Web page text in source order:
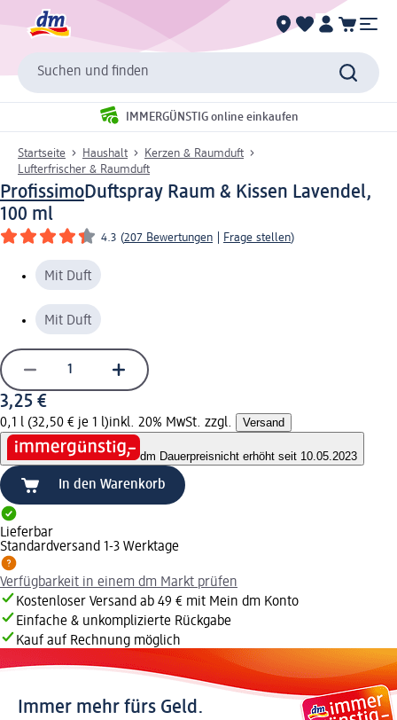
Suchen und finden
IMMERGÜNSTIG online einkaufen
Startseite Haushalt
Kerzen & Raumduft
Lufterfrischer & Raumduft
ProfissimoDuftspray Raum & Kissen Lavendel,
100 ml
4.3 (207 Bewertungen Frage stellen)
Mit Duft
Mit Duft
3,25 €
0,1 l (32,50 € je 1 l)inkl. 20% MwSt. zzgl. Versand
dm Dauerpreisnicht erhöht seit 10.05.2023
In den Warenkorb
Lieferbar
Standardversand 1-3 Werktage
Verfügbarkeit in einem dm Markt prüfen
Kostenloser Versand ab 49 € mit Mein dm Konto
Einfache & unkomplizierte Rückgabe
Kauf auf Rechnung möglich
Immer mehr fürs Geld.